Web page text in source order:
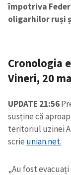
împotriva
oligarhilor ruși
Cronologia
Vineri, 20
UPDATE 21:56
susține că
teritoriul uzinei
scrie unian.net.
„Au fost